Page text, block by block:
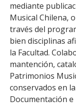
mediante
Musical Chilena,
través del
bien disciplinas
la Facultad.
mantención,
Patrimonios
conservados en
Documentación e